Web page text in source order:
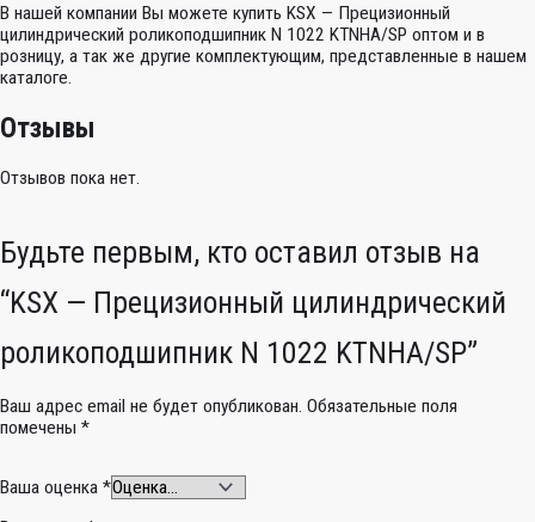
В нашей компании Вы можете купить KSX — Прецизионный
цилиндрический роликоподшипник N 1022 KTNHA/SP оптом и в
розницу, а так же другие комплектующим, представленные в нашем
каталоге.
Отзывы
Отзывов пока нет.
Будьте первым, кто оставил отзыв на
“KSX — Прецизионный цилиндрический
роликоподшипник N 1022 KTNHA/SP”
Ваш адрес email не будет опубликован. Обязательные поля
помечены *
Ваша оценка *